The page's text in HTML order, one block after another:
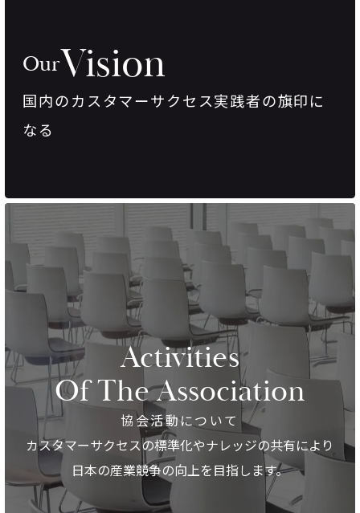
OurVision
国内のカスタマーサクセス実践者の旗印に
なる
Activities
Of The Association
協会活動について
カスタマーサクセスの標準化やナレッジの共有により
日本の産業競争の向上を目指します。